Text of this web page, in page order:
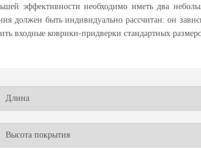
эффективности необходимо иметь два
должен быть индивидуально рассчитан: он
входные коврики-придверки стандартных